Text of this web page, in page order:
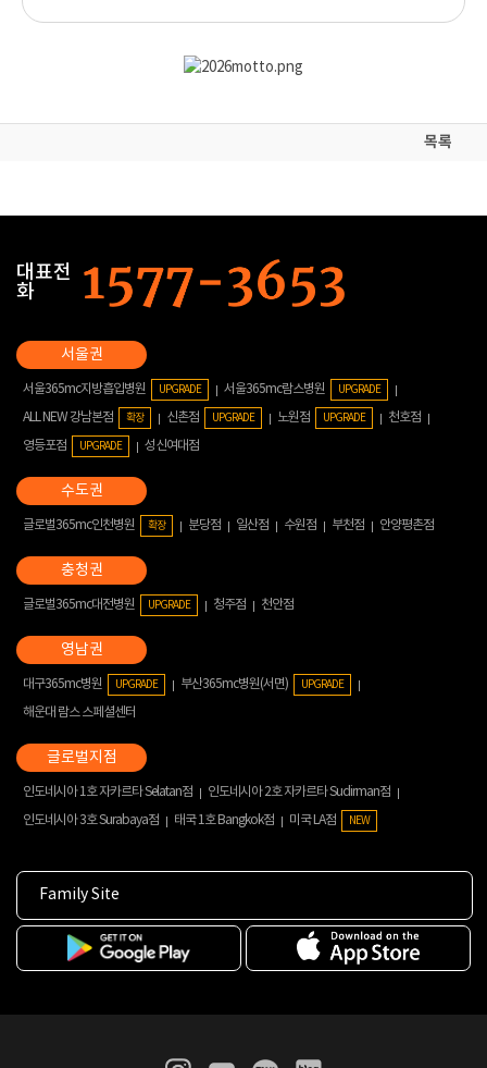
목록
대표전
화
서울365mc지방흡입병원 UPGRADE 서울365mc람스병원 UPGRADE
ALL NEW 강남본점 확장 신촌점 UPGRADE 노원점 UPGRADE
천호점
영등포점
UPGRADE 성신여대점
글로벌365mc인천병원 확장 분당점 일산점 수원점 부천점 안양평촌점
글로벌365mc대전병원 UPGRADE 청주점 천안점
대구365mc병원 UPGRADE 부산365mc병원(서면) UPGRADE
해운대 람스 스페셜센터
인도네시아 1호 자카르타 Selatan점
인도네시아 2호 자카르타 Sudirman점
인도네시아 3호 Surabaya점
태국 1호 Bangkok점 미국 LA점 NEW
Family Site